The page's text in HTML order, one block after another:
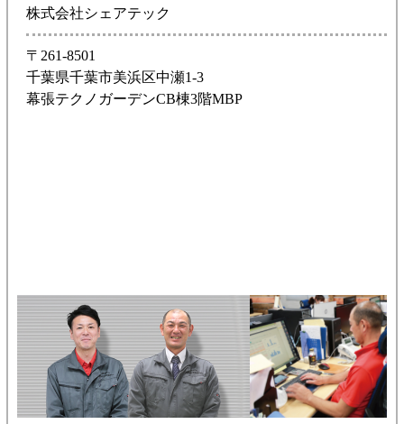
株式会社シェアテック
〒261-8501
千葉県千葉市美浜区中瀬1-3
幕張テクノガーデンCB棟3階MBP